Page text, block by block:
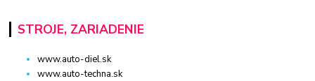
STROJE, ZARIADENIE
www.auto-diel.sk
www.auto-techna.sk